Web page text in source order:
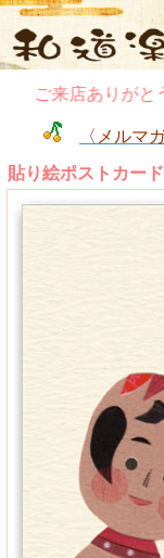
ご来店ありがとう
〈メルマ
貼り絵ポストカー